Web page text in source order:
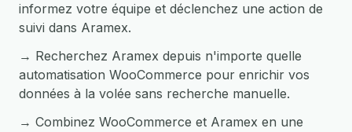
informez votre équipe et déclenchez une action de
suivi dans Aramex.
→ Recherchez Aramex depuis n'importe quelle
automatisation WooCommerce pour enrichir vos
données à la volée sans recherche manuelle.
→ Combinez WooCommerce et Aramex en une